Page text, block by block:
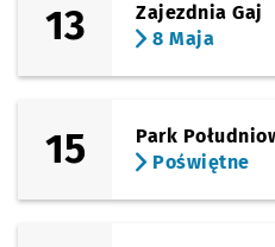
13
Zajezdnia Gaj
8 Maja
15
Park
Poświętne